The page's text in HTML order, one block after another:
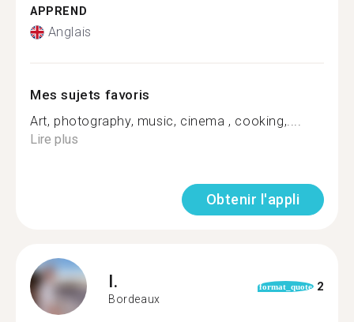
APPREND
Anglais
Mes sujets favoris
Art, photography, music, cinema , cooking,....
Lire plus
Obtenir l'appli
I.
Bordeaux
format_quote 2